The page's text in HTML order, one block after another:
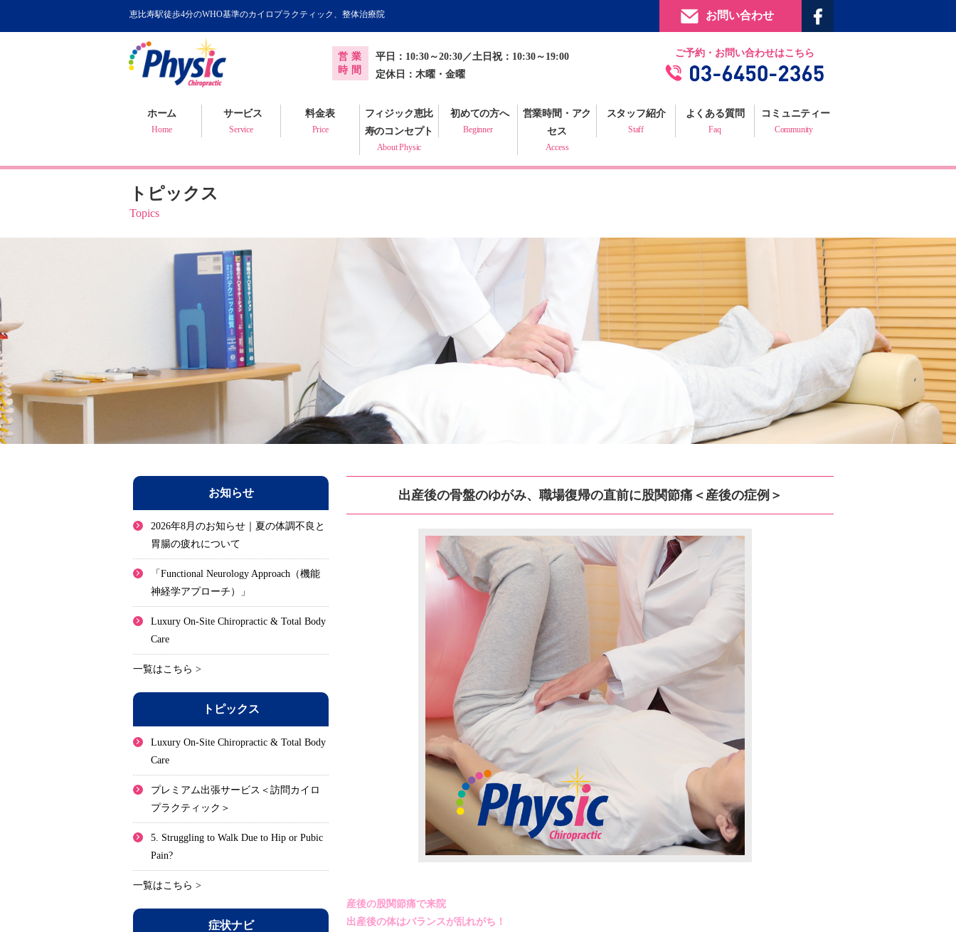
恵比寿駅徒歩4分のWHO基準のカイロプラクティック、整体治療院 お問い合わせ
営業
時間
平日：10:30～20:30／土日祝：10:30～19:00
定休日：木曜・金曜
ご予約・お問い合わせはこちら
ホーム
Home
サービス
Service
カイロプラクティック
WHOが認めるカイロプラクティック
健康判断・体質チェック
料金表
Price
フィジック恵比
寿のコンセプト
About Physic
初めての方へ
Beginner
オンライン健康調査票
営業時間・アク
セス
Access
スタッフ紹介
Staff
よくある質問
Faq
コミュニティー
Community
提携施設
フィジックスマイルギャラリー
プロフェッショナルからの推薦状
トピックス
Topics
出産後の骨盤のゆがみ、職場復帰の直前に股関節痛＜産後の症例＞
産後の股関節痛で来院
出産後の体はバランスが乱れがち！
お知らせ
2026年8月のお知らせ｜夏の体調不良と
胃腸の疲れについて
「Functional Neurology Approach（機能
神経学アプローチ）」
Luxury On-Site Chiropractic & Total Body
Care
一覧はこちら >
トピックス
Luxury On-Site Chiropractic & Total Body
Care
プレミアム出張サービス＜訪問カイロ
プラクティック＞
5. Struggling to Walk Due to Hip or Pubic
Pain?
一覧はこちら >
症状ナビ